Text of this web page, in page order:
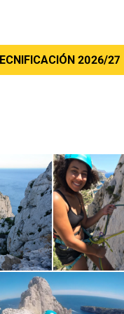
2026/27